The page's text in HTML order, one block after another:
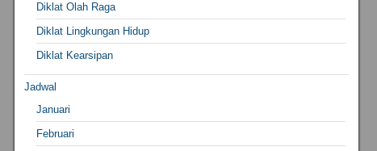
Diklat Olah Raga
Diklat Lingkungan Hidup
Diklat Kearsipan
Jadwal
Januari
Februari